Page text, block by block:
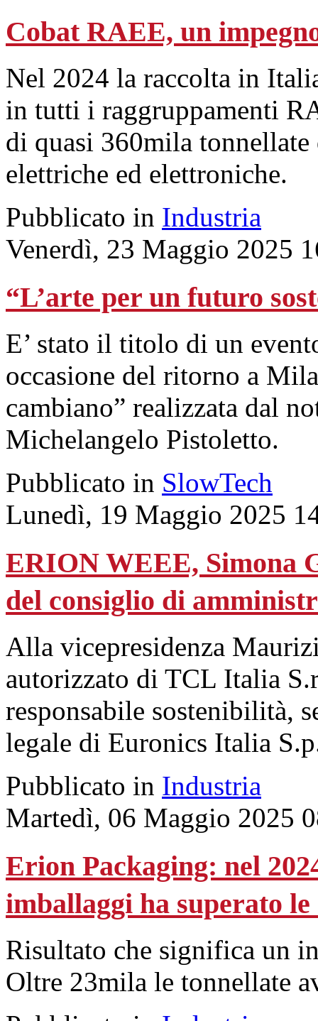
Cobat RAEE, un
Nel 2024 la raccolta in
in tutti i raggruppamenti
di quasi 360mila
elettriche ed elettroniche.
Pubblicato in Industria
Venerdì, 23 Maggio 2025
“L’arte per un futuro
E’ stato il titolo di un
occasione del ritorno a
cambiano” realizzata dal
Michelangelo Pistoletto.
Pubblicato in SlowTech
Lunedì, 19 Maggio 2025
ERION WEEE, Simona
del consiglio di
Alla vicepresidenza
autorizzato di TCL Italia
responsabile sostenibilità,
legale di Euronics Italia
Pubblicato in Industria
Martedì, 06 Maggio 2025
Erion Packaging: nel
imballaggi ha superato
Risultato che significa un
Oltre 23mila le tonnellate